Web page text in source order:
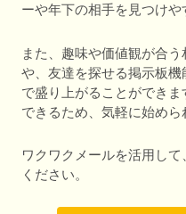
ーや年下の相手を見つけや
また、趣味や価値観が合
や、友達を探せる掲示板
で盛り上がることができ
できるため、気軽に始めら
ワクワクメールを活用し
ください。